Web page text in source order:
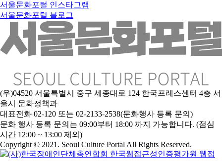
서울문화포털 인스타그램
서울문화포털 블로그
(우)04520 서울특별시 중구 세종대로 124 한국프레스센터 4층 서
울시 문화정책과
대표전화 02-120 또는 02-2133-2538(문화행사 등록 문의)
문화 행사 등록 문의는 09:00부터 18:00 까지 가능합니다. (점심
시간 12:00 ~ 13:00 제외)
Copyright © 2021. Seoul Culture Portal All Rights Reserved.